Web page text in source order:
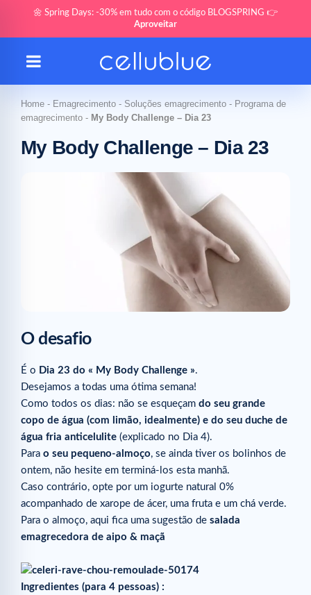
🌼 Spring Days: -30% em tudo com o código BLOGSPRING 👉
Aproveitar
Home - Emagrecimento - Soluções emagrecimento - Programa de
emagrecimento - My Body Challenge – Dia 23
My Body Challenge – Dia 23
O desafio
É o Dia 23 do « My Body Challenge ».
Desejamos a todas uma ótima semana!
Como todos os dias: não se esqueçam do seu grande
copo de água (com limão, idealmente) e do seu duche de
água fria anticelulite (explicado no Dia 4).
Para o seu pequeno-almoço, se ainda tiver os bolinhos de
ontem, não hesite em terminá-los esta manhã.
Caso contrário, opte por um iogurte natural 0%
acompanhado de xarope de ácer, uma fruta e um chá verde.
Para o almoço, aqui fica uma sugestão de salada
emagrecedora de aipo & maçã
Ingredientes (para 4 pessoas) :